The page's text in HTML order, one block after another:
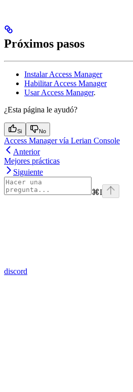
Próximos pasos
Instalar Access Manager
Habilitar Access Manager
Usar Access Manager.
¿Esta página le ayudó?
Si No
Access Manager vía Lerian Console
Anterior
Mejores prácticas
Siguiente
⌘I
discord